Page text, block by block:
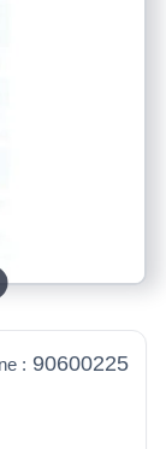
: 90600225